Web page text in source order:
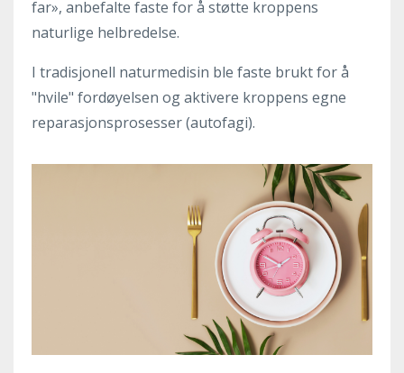
far», anbefalte faste for å støtte kroppens
naturlige helbredelse.
I tradisjonell naturmedisin ble faste brukt for å
"hvile" fordøyelsen og aktivere kroppens egne
reparasjonsprosesser (autofagi).